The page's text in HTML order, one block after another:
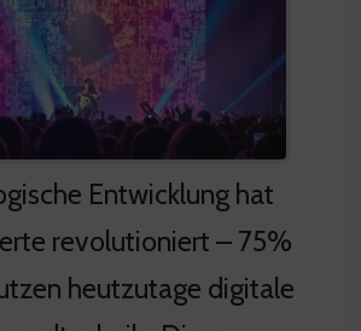
Entwicklung hat
revolutioniert – 75%
heutzutage digitale